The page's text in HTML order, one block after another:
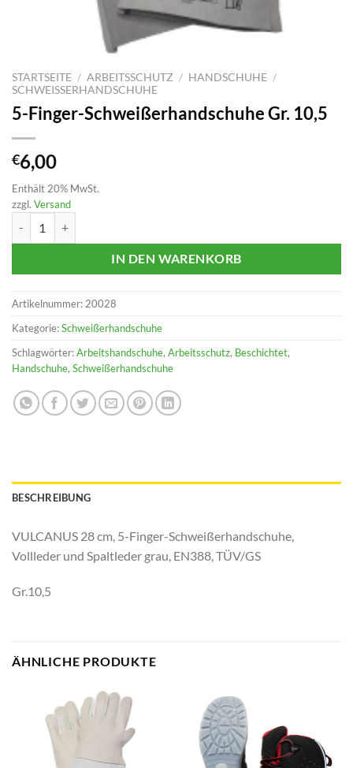
STARTSEITE / ARBEITSSCHUTZ / HANDSCHUHE /
SCHWEISSERHANDSCHUHE
5-Finger-Schweißerhandschuhe Gr. 10,5
€6,00
Enthält 20% MwSt.
zzgl. Versand
IN DEN WARENKORB
Artikelnummer: 20028
Kategorie:Schweißerhandschuhe
Schlagwörter:Arbeitshandschuhe, Arbeitsschutz, Beschichtet,
Handschuhe, Schweißerhandschuhe
BESCHREIBUNG
VULCANUS 28 cm, 5-Finger-Schweißerhandschuhe,
Vollleder und Spaltleder grau, EN388, TÜV/GS
Gr.10,5
ÄHNLICHE PRODUKTE